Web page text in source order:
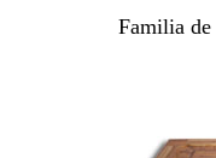
Familia de